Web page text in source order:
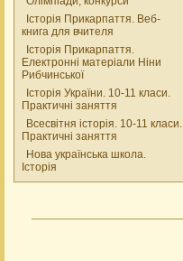
Історія Прикарпаття. Веб-
книга для вчителя
Історія Прикарпаття.
Електронні матеріали Ніни
Рибчинської
Історія України. 10-11 класи.
Практичні заняття
Всесвітня історія. 10-11 класи.
Практичні заняття
Нова українська школа.
Історія